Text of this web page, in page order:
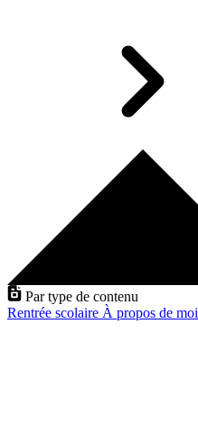
Par type de contenu
Rentrée scolaire À propos de moi